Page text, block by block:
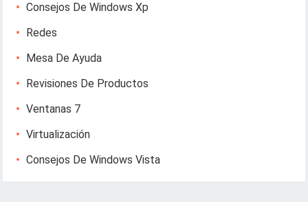
Consejos De Windows Xp
Redes
Mesa De Ayuda
Revisiones De Productos
Ventanas 7
Virtualización
Consejos De Windows Vista